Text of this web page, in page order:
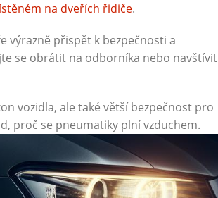
na dveřích řidiče.
výrazně přispět k bezpečnosti a
se obrátit na odborníka nebo navštívit
vozidla, ale také větší bezpečnost pro
proč se pneumatiky plní vzduchem.